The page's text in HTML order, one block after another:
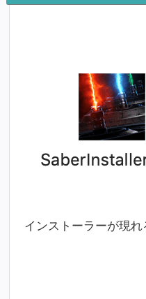
インストーラーが現れ